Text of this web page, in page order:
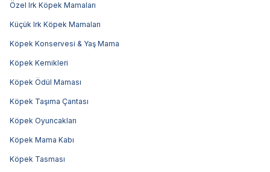
Özel Irk Köpek Mamaları
Küçük Irk Köpek Mamaları
Köpek Konservesi & Yaş Mama
Köpek Kemikleri
Köpek Ödül Maması
Köpek Taşıma Çantası
Köpek Oyuncakları
Köpek Mama Kabı
Köpek Tasması